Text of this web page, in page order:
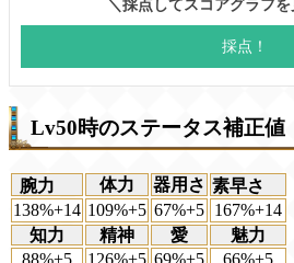
Lv50時のステータス補正値
腕力 体力 器用さ 素早さ
138%+14 109%+5 67%+5 167%+14
知力
精神 愛
魅力